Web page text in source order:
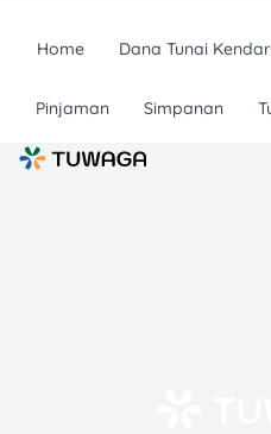
Home Dana Tunai
Pinjaman Simpanan